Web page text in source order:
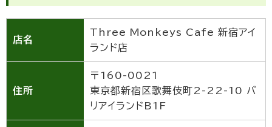
店名
Three Monkeys Cafe 新宿アイ
ランド店
住所
〒160-0021
東京都新宿区歌舞伎町2-22-10 バ
リアイランドB1F